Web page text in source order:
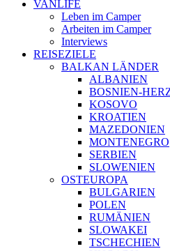
VANLIFE
Leben im Camper
Arbeiten im Camper
Interviews
REISEZIELE
BALKAN LÄNDER
ALBANIEN
BOSNIEN-
KOSOVO
KROATIEN
MAZEDONIEN
MONTENEGRO
SERBIEN
SLOWENIEN
OSTEUROPA
BULGARIEN
POLEN
RUMÄNIEN
SLOWAKEI
TSCHECHIEN